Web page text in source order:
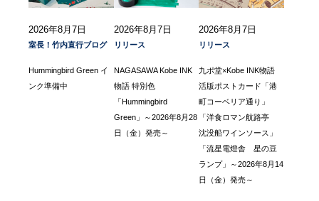
2026年8月7日
室長！竹内直行ブログ
Hummingbird Green イ
ンク準備中
2026年8月7日
リリース
NAGASAWA Kobe INK
物語 特別色
「Hummingbird
Green」～2026年8月28
日（金）発売～
2026年8月7日
リリース
九ポ堂×Kobe INK物語
活版ポストカード「港
町コーベリア通り」
「洋食ロマン航路亭
沈没船ワインソース」
「流星電燈舎 星の豆
ランプ」～2026年8月14
日（金）発売～